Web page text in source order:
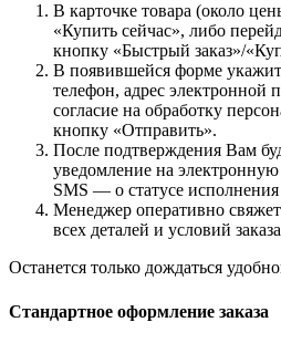
В карточке товара (около
«Купить сейчас», либо
кнопку «Быстрый заказ»/
В появившейся форме
телефон, адрес электронной
согласие на обработку
кнопку «Отправить».
После подтверждения Вам
уведомление на
SMS — о статусе исполнения
Менеджер оперативно
всех деталей и условий
Останется только дождаться
Стандартное оформление заказа